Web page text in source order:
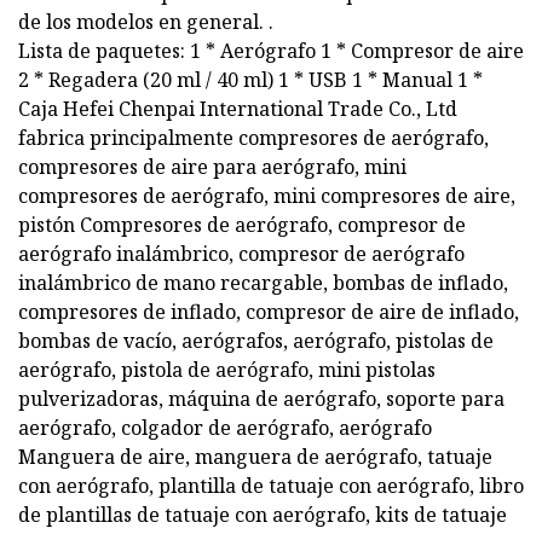
de los modelos en general. .
Lista de paquetes: 1 * Aerógrafo 1 * Compresor de aire
2 * Regadera (20 ml / 40 ml) 1 * USB 1 * Manual 1 *
Caja Hefei Chenpai International Trade Co., Ltd
fabrica principalmente compresores de aerógrafo,
compresores de aire para aerógrafo, mini
compresores de aerógrafo, mini compresores de aire,
pistón Compresores de aerógrafo, compresor de
aerógrafo inalámbrico, compresor de aerógrafo
inalámbrico de mano recargable, bombas de inflado,
compresores de inflado, compresor de aire de inflado,
bombas de vacío, aerógrafos, aerógrafo, pistolas de
aerógrafo, pistola de aerógrafo, mini pistolas
pulverizadoras, máquina de aerógrafo, soporte para
aerógrafo, colgador de aerógrafo, aerógrafo
Manguera de aire, manguera de aerógrafo, tatuaje
con aerógrafo, plantilla de tatuaje con aerógrafo, libro
de plantillas de tatuaje con aerógrafo, kits de tatuaje